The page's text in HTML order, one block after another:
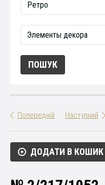
Попередній Наступний
ДОДАТИ В КОШИК